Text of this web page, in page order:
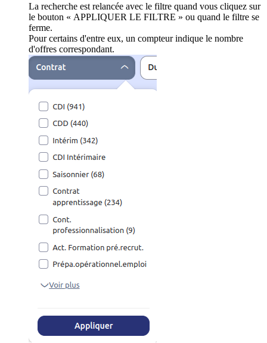
La recherche est relancée avec le filtre quand vous cliquez sur
le bouton « APPLIQUER LE FILTRE » ou quand le filtre se
ferme.
Pour certains d'entre eux, un compteur indique le nombre
d'offres correspondant.